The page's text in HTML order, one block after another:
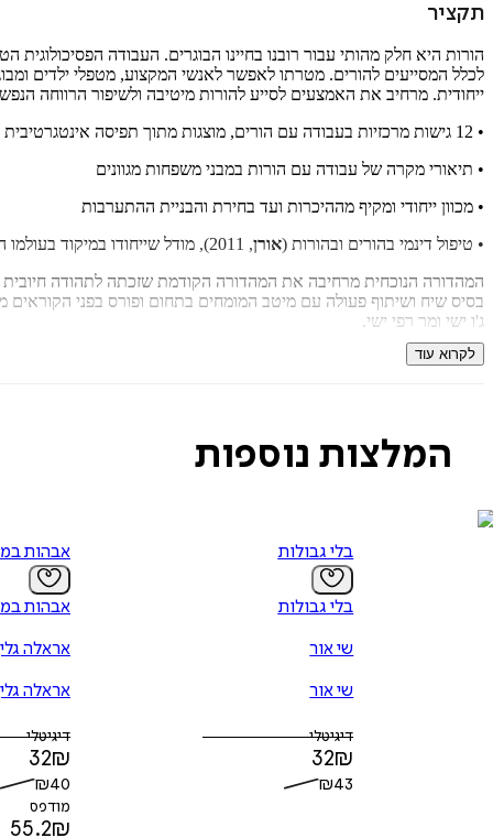
תקציר
הורות היא חלק מהותי עבור רובנו בחיינו הבוגרים. העבודה
לכלל המסייעים להורים. מטרתו לאפשר לאנשי המקצוע, מטפלי ילדים
ייחודית. מרחיב את האמצעים לסייע להורות מיטיבה ולשיפור הרווחה
• 12 גישות מרכזיות בעבודה עם הורים, מוצגות מתוך תפיסה אינטגרטיבית ומשלבת
• תיאורי מקרה של עבודה עם הורות במבני משפחות מגוונים
• מכוון ייחודי ומקיף מההיכרות ועד בחירת והבניית ההתערבות
• טיפול דינמי בהורים ובהורות (אורן, 2011), מודל שייחודו במיקוד בעולמו הפנימי של ההורה. מפורט מהרציונל והמפגש הראשוני דרך בנייתו וביצועו, העקרונות ליישומו, גיוס המטופלים וההבחנה עבור מי הוא יעיל.
המהדורה הנוכחית מרחיבה את המהדורה הקודמת שזכתה לתהודה חיובית
בסיס שיח ושיתוף פעולה עם מיטב המומחים בתחום ופורס בפני
ג'ו ישי ומר רפי ישי.
הכותב סוקר באופן מעמיק ומושכל קשת התערבויות ומצליח לייחד כל
לקרוא עוד
המלצות נוספות
בלי גבולות
בלי גבולות
שי אור
שי אור
דיגיטלי
32₪
₪43
אבהות
אבהות
אראלה
אראלה
דיגיטלי
32₪
₪40
מודפס
55.2₪